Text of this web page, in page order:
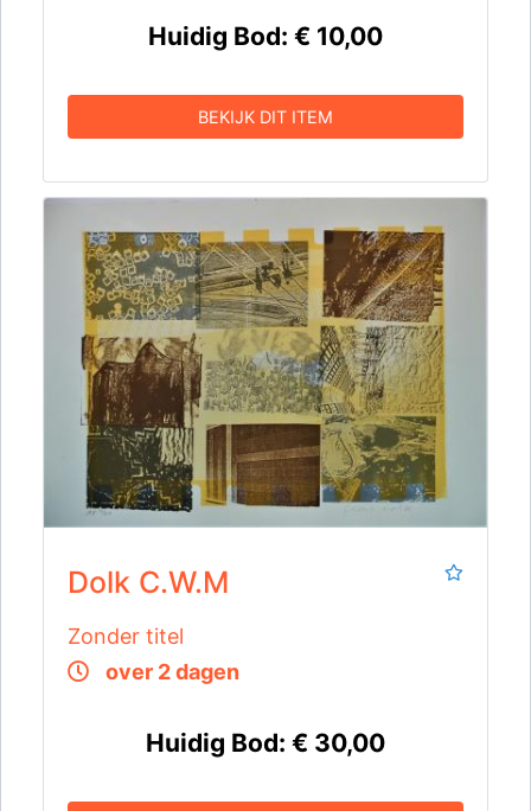
Huidig Bod: € 10,00
BEKIJK DIT ITEM
Dolk C.W.M
Zonder titel
over 2 dagen
Huidig Bod: € 30,00